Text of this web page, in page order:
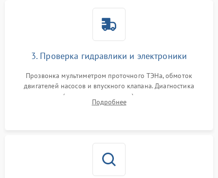
3. Проверка гидравлики и электроники
Прозвонка мультиметром проточного ТЭНа, обмоток
двигателей насосов и впускного клапана. Диагностика
прессостата (датчика уровня воды), датчика мутности,
концевика дверцы и электронного модуля управления.
Подробнее